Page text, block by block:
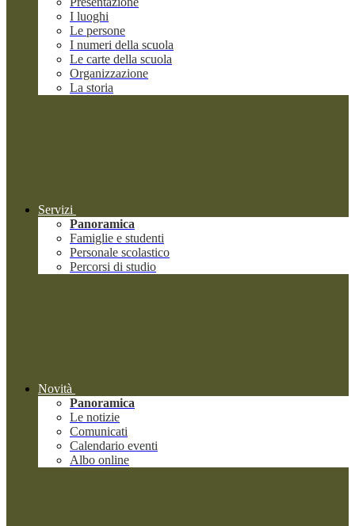
I luoghi
Le persone
I numeri della scuola
Le carte della scuola
Organizzazione
La storia
Servizi
Panoramica
Famiglie e studenti
Personale scolastico
Percorsi di studio
Novità
Panoramica
Le notizie
Comunicati
Calendario eventi
Albo online